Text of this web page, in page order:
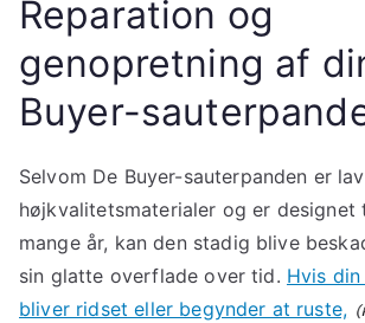
Reparation og
genopretning af
Buyer-
Selvom De Buyer-sauterpanden er
højkvalitetsmaterialer og er designet
mange år, kan den stadig blive
sin glatte overflade over tid. Hvis
bliver ridset eller begynder at ruste,